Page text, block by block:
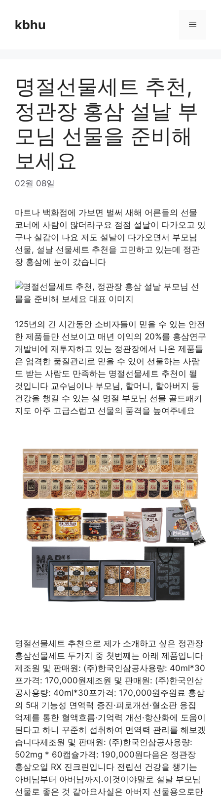
contentkbhu Menu
명절선물세트 추천,
정관장 홍삼 설날 부
모님 선물을 준비해
보세요
02월 08일
마트나 백화점에 가보면 벌써 새해 어른들의 선물
코너에 사람이 많더라구요 점점 설날이 다가오고 있
구나 실감이 나요 저도 설날이 다가오면서 부모님
선물, 설날 선물세트 추천을 고민하고 있는데 정관
장 홍삼에 눈이 갔습니다
125년의 긴 시간동안 소비자들이 믿을 수 있는 안전
한 제품들만 선보이고 매년 이익의 20%를 홍삼연구
개발비에 재투자하고 있는 정관장에서 나온 제품들
은 엄격한 품질관리로 믿을 수 있어 선물하는 사람
도 받는 사람도 만족하는 명절선물세트 추천이 될
것입니다 교수님이나 부모님, 할머니, 할아버지 등
건강을 챙길 수 있는 설 명절 부모님 선물 골드패키
지도 아주 고급스럽고 선물의 품격을 높여주네요
명절선물세트 추천으로 제가 소개하고 싶은 정관장
홍삼선물세트 두가지 중 첫번째는 아래 제품입니다
제조원 및 판매원: (주)한국인삼공사용량: 40ml*30
포가격: 170,000원제조원 및 판매원: (주)한국인삼
공사용량: 40ml*30포가격: 170,000원주원료 홍삼
의 5대 기능성 면역력 증진·피로개선·혈소판 응집
억제를 통한 혈액흐름·기억력 개선·항산화에 도움이
된다고 하니 꾸준히 섭취하여 면역력 관리를 해보겠
습니다제조원 및 판매원: (주)한국인삼공사용량:
502mg * 60캡슐가격: 190,000원다음은 정관장
홍삼오일 RX 진크린입니다 전립선 건강을 챙기는
아버님부터 아버님까지.이것이야말로 설날 부모님
선물로 좋은 것 같아요사실은 아버지 선물용으로만